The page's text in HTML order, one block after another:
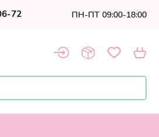
72 ПН-ПТ 09:00-18:00